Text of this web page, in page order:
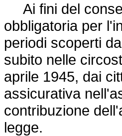
Ai fini del
obbligatoria per
periodi scoperti
subito nelle
aprile 1945, dai
assicurativa
contribuzione
legge.